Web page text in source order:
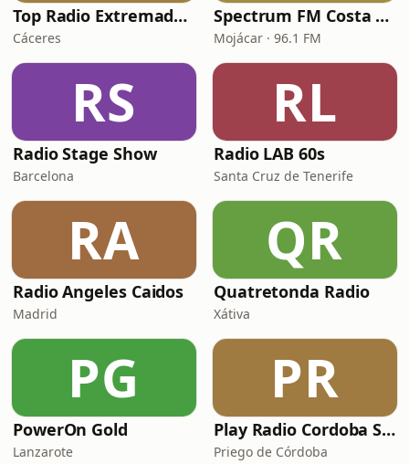
Top Radio Extremadura
Cáceres
Spectrum FM Costa Almeria
Mojácar · 96.1 FM
RS
Radio Stage Show
Barcelona
RL
Radio LAB 60s
Santa Cruz de Tenerife
RA
Radio Angeles Caidos
Madrid
QR
Quatretonda Radio
Xátiva
PG
PowerOn Gold
Lanzarote
PR
Play Radio Cordoba Sur - Play 80s & 90s
Priego de Córdoba